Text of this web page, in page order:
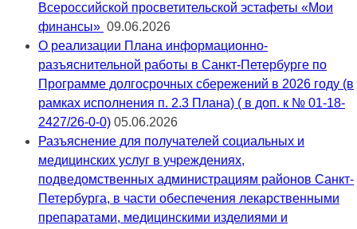
Всероссийской просветительской эстафеты «Мои
финансы» 09.06.2026
О реализации Плана информационно-
разъяснительной работы в Санкт-Петербурге по
Программе долгосрочных сбережений в 2026 году (в
рамках исполнения п. 2.3 Плана) ( в доп. к № 01-18-
2427/26-0-0) 05.06.2026
Разъяснение для получателей социальных и
медицинских услуг в учреждениях,
подведомственных администрациям районов Санкт-
Петербурга, в части обеспечения лекарственными
препаратами, медицинскими изделиями и